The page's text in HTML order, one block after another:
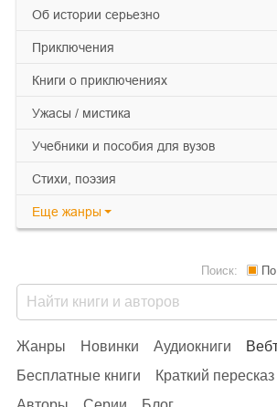
об истории серьезно
приключения
книги о приключениях
ужасы / мистика
учебники и пособия для вузов
cтихи, поэзия
Еще жанры
Жанры Новинки Аудиокниги
Бесплатные книги
Краткий пересказ
Поиск: